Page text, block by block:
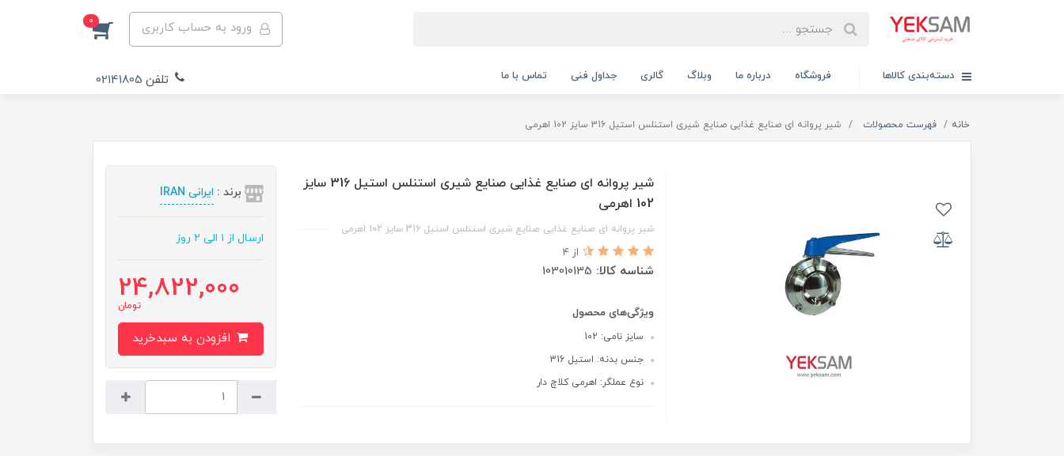
ورود به حساب کاربری 0
دسته‌بندی کالاها فروشگاه درباره ما وبلاگ گالری جداول فنی تماس با ما تلفن 02141805
خانه فهرست محصولات شیر پروانه ای صنایع غذایی صنایع شیری استنلس استیل 316 سایز 102 اهرمی
شیر پروانه ای صنایع غذایی صنایع شیری استنلس استیل 316 سایز
102 اهرمی
شیر پروانه ای صنایع غذایی صنایع شیری استنلس استیل 316 سایز 102 اهرمی
از 4
شناسه کالا: 103010135
ویژگی‌های محصول
سایز نامی: 102
جنس بدنه: استیل 316
نوع عملگر: اهرمی کلاچ دار
برند : ایرانی IRAN
ارسال از ۱ الی ۲ روز
24,822,000
تومان